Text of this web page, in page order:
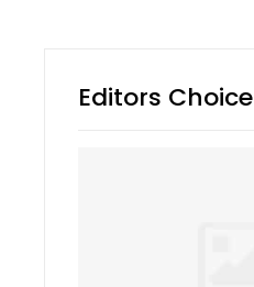
Editors Choice